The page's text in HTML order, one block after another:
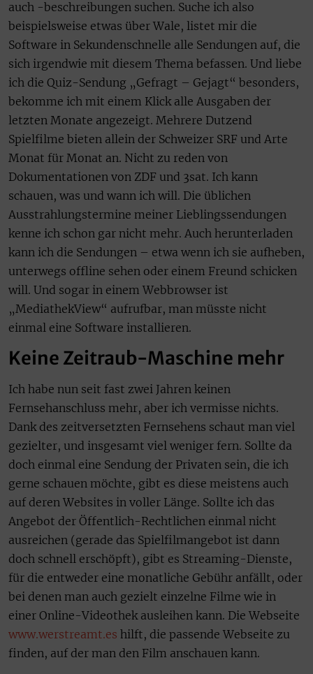
auch -beschreibungen suchen. Suche ich also
beispielsweise etwas über Wale, listet mir die
Software in Sekundenschnelle alle Sendungen auf, die
sich irgendwie mit diesem Thema befassen. Und liebe
ich die Quiz-Sendung „Gefragt – Gejagt“ besonders,
bekomme ich mit einem Klick alle Ausgaben der
letzten Monate angezeigt. Mehrere Dutzend
Spielfilme bieten allein der Schweizer SRF und Arte
Monat für Monat an. Nicht zu reden von
Dokumentationen von ZDF und 3sat. Ich kann
schauen, was und wann ich will. Die üblichen
Ausstrahlungstermine meiner Lieblingssendungen
kenne ich schon gar nicht mehr. Auch herunterladen
kann ich die Sendungen – etwa wenn ich sie aufheben,
unterwegs offline sehen oder einem Freund schicken
will. Und sogar in einem Webbrowser ist
„MediathekView“ aufrufbar, man müsste nicht
einmal eine Software installieren.
Keine Zeitraub-Maschine mehr
Ich habe nun seit fast zwei Jahren keinen
Fernsehanschluss mehr, aber ich vermisse nichts.
Dank des zeitversetzten Fernsehens schaut man viel
gezielter, und insgesamt viel weniger fern. Sollte da
doch einmal eine Sendung der Privaten sein, die ich
gerne schauen möchte, gibt es diese meistens auch
auf deren Websites in voller Länge. Sollte ich das
Angebot der Öffentlich-Rechtlichen einmal nicht
ausreichen (gerade das Spielfilmangebot ist dann
doch schnell erschöpft), gibt es Streaming-Dienste,
für die entweder eine monatliche Gebühr anfällt, oder
bei denen man auch gezielt einzelne Filme wie in
einer Online-Videothek ausleihen kann. Die Webseite
www.werstreamt.es hilft, die passende Webseite zu
finden, auf der man den Film anschauen kann.